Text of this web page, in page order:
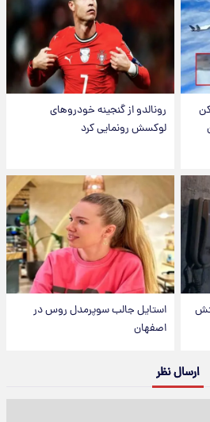
رونالدو از گنجینه خودروهای
لوکسش رونمایی کرد
استایل جالب سوپرمدل روس در
اصفهان
ارسال نظر